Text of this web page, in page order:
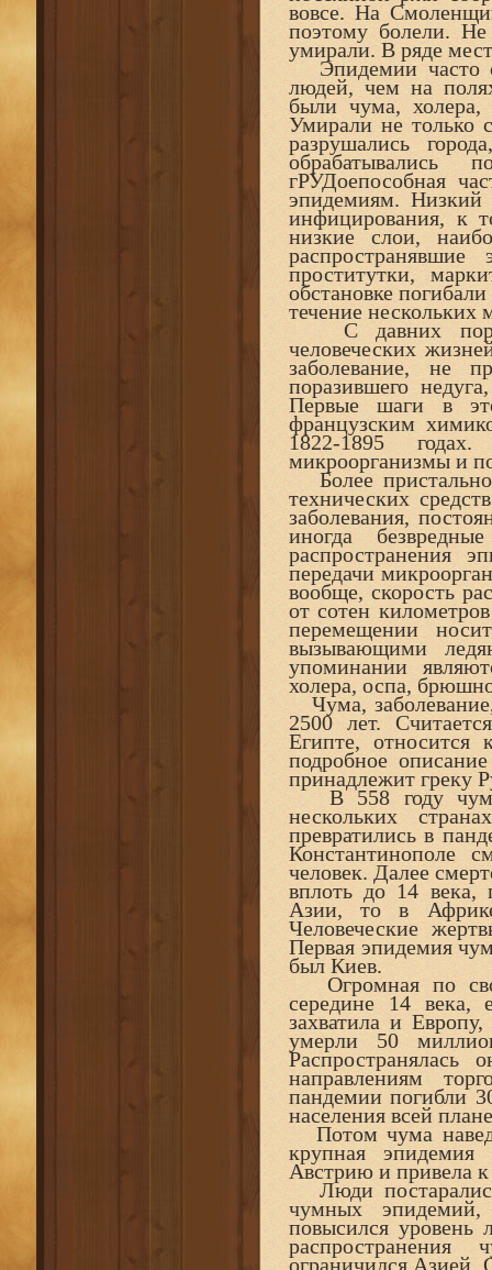
вовсе. На
поэтому болели.
умирали. В ряде
Эпидемии часто
людей, чем на
были чума,
Умирали не только
разрушались
обрабатывались
гРУДоепособная
эпидемиям. Низкий
инфицирования, к
низкие слои,
проститутки,
обстановке
течение нескольких
С давних пор
человеческих
заболевание, не
поразившего
Первые шаги в
французским
1822-1895
микроорганизмы и
Более
технических
заболевания,
иногда
распространения
передачи
вообще, скорость
от сотен
перемещении
вызывающими
упоминании
холера, оспа,
Чума,
2500 лет.
Египте,
подробное
принадлежит греку
В 558 году чума
нескольких
превратились в
Константинополе
человек. Далее
вплоть до 14 века,
Азии, то в
Человеческие
Первая эпидемия
был Киев.
Огромная по
середине 14 века,
захватила и
умерли 50
направлениям
пандемии погибли
населения всей
Потом чума
крупная
Австрию и привела
Люди
чумных эпидемий,
повысился уровень
ограничился Азией.